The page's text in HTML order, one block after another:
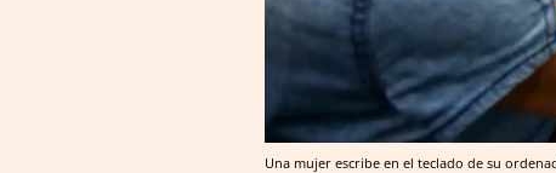
Una mujer escribe en el teclado de su